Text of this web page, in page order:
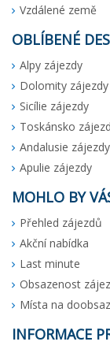
Vzdálené země
OBLÍBENÉ
Alpy zájezdy
Dolomity zájezdy
Sicílie zájezdy
Toskánsko
Andalusie zájezdy
Apulie zájezdy
MOHLO BY
Přehled zájezdů
Akční nabídka
Last minute
Obsazenost
Místa na
INFORMACE